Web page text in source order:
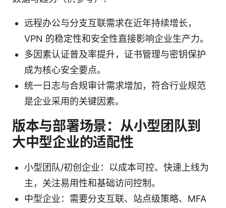
远程办公与分支互联需求在近年持续增长，
VPN 的稳定性和安全性直接影响企业生产力。
多因素认证普及率提升，证书管理与密钥保护
成为核心安全要点。
统一日志与合规审计需求增加，符合行业规范
是企业采用的关键因素。
版本与部署场景：从小型团队到
大中型企业的适配性
小型团队/初创企业：以成本可控、快速上线为
主，关注易用性和基础访问控制。
中型企业：需要分支互联、站点级策略、MFA